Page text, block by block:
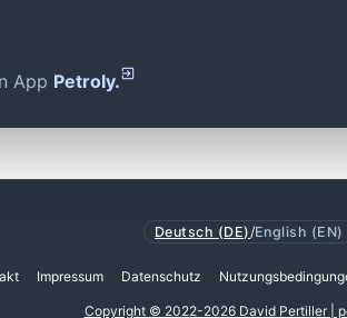
App Petroly.
Deutsch (DE) /English (EN)
Impressum Datenschutz
Copyright © 2022-2026 David Pertiller |